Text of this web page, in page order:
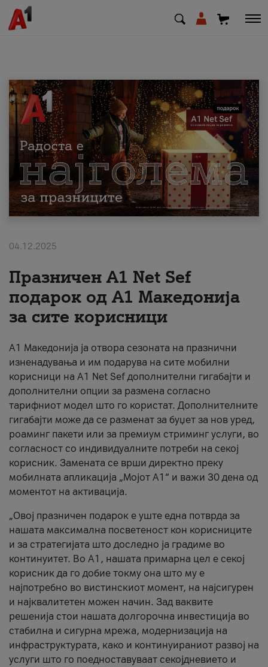
МК EN SQ
Приватни Деловни
Поддршка
Надополни кредит
За нас
#ПодобарОнлајн
04.12.2025
Празничен A1 Net Sеf
подарок од А1 Македонија
за сите корисници
А1 Македонија ја отвора сезоната на празнични
изненадувања и им подарува на сите мобилни
корисници на A1 Net Sef дополнителни гигабајти и
дополнителни опции за размена согласно
тарифниот модел што го користат. Дополнителните
гигабајти може да се разменат за буџет за нов уред,
роаминг пакети или за премиум стриминг услуги, во
согласност со индивидуалните потреби на секој
корисник. Замената се врши директно преку
мобилната апликација „Мојот А1“ и важи 30 дена од
моментот на активација.
„Овој празничен подарок е уште една потврда за
нашата максимална посветеност кон корисниците
и за стратегијата што доследно ја градиме во
континуитет. Во А1, нашата примарна цел е секој
корисник да го добие токму она што му е
најпотребно во вистинскиот момент, на најсигурен
и најквалитетен можен начин. Зад ваквите
решенија стои нашата долгорочна инвестиција во
стабилна и сигурна мрежа, модернизација на
инфраструктурата, како и континуираниот развој на
услуги што го поедноставуваат секојдневието и